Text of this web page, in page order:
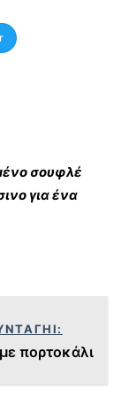
σουφλέ
για ένα
πορτοκάλι